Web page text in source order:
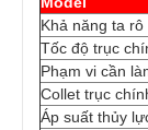
Khả năng ta rô
Tốc độ trục
Phạm vi cần
Collet trục
Áp suất thủy